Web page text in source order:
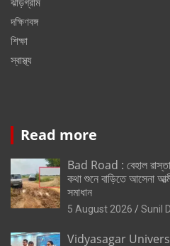
ঝাড়গ্রাম
দক্ষিণবঙ্গ
শিক্ষা
স্বাস্থ্য
Read more
Bad Road : বেহাল
কথা শুনে বাড়িতে আসেনা
সমাধান
5 August 2026 Sunil
Vidyasagar University :